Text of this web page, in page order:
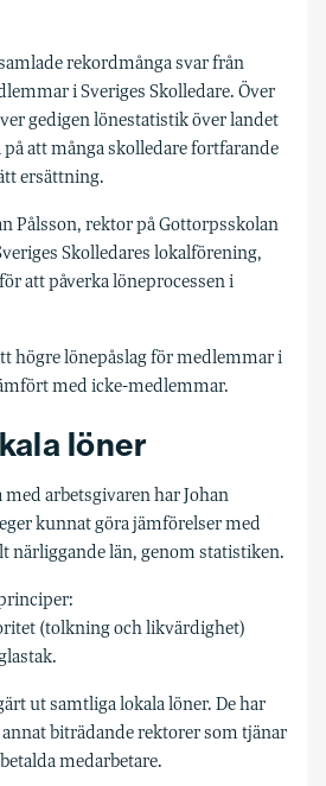
rekordmånga svar från
i Sveriges Skolledare. Över
gedigen lönestatistik över landet
att många skolledare fortfarande
ersättning.
Pålsson, rektor på Gottorpsskolan
Skolledares lokalförening,
att påverka löneprocessen i
högre lönepåslag för medlemmar i
med icke-medlemmar.
löner
arbetsgivaren har Johan
kunnat göra jämförelser med
närliggande län, genom statistiken.
(tolkning och likvärdighet)
ut samtliga lokala löner. De har
biträdande rektorer som tjänar
medarbetare.